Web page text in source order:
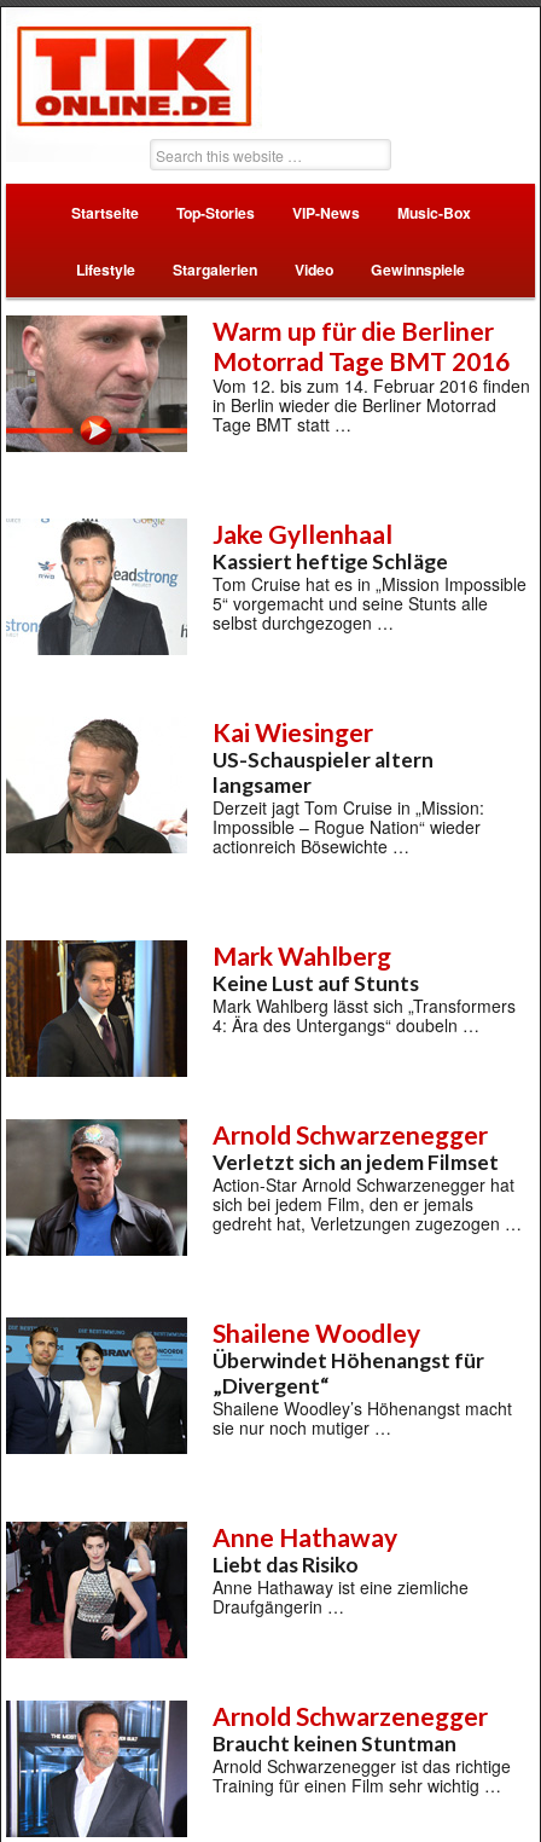
Startseite Top-Stories VIP-News Music-Box
Lifestyle Stargalerien Video Gewinnspiele
Warm up für die Berliner
Motorrad Tage BMT 2016
Vom 12. bis zum 14. Februar 2016 finden
in Berlin wieder die Berliner Motorrad
Tage BMT statt …
Jake Gyllenhaal
Kassiert heftige Schläge
Tom Cruise hat es in „Mission Impossible
5“ vorgemacht und seine Stunts alle
selbst durchgezogen …
Kai Wiesinger
US-Schauspieler altern
langsamer
Derzeit jagt Tom Cruise in „Mission:
Impossible – Rogue Nation“ wieder
actionreich Bösewichte …
Mark Wahlberg
Keine Lust auf Stunts
Mark Wahlberg lässt sich „Transformers
4: Ära des Untergangs“ doubeln …
Arnold Schwarzenegger
Verletzt sich an jedem Filmset
Action-Star Arnold Schwarzenegger hat
sich bei jedem Film, den er jemals
gedreht hat, Verletzungen zugezogen …
Shailene Woodley
Überwindet Höhenangst für
„Divergent“
Shailene Woodley’s Höhenangst macht
sie nur noch mutiger …
Anne Hathaway
Liebt das Risiko
Anne Hathaway ist eine ziemliche
Draufgängerin …
Arnold Schwarzenegger
Braucht keinen Stuntman
Arnold Schwarzenegger ist das richtige
Training für einen Film sehr wichtig …